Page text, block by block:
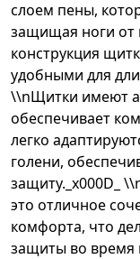
слоем пены,
защищая ноги от
конструкция
удобными для
\\nЩитки имеют
обеспечивает
легко
голени,
защиту._x000D_
это отличное
комфорта, что
защиты во время